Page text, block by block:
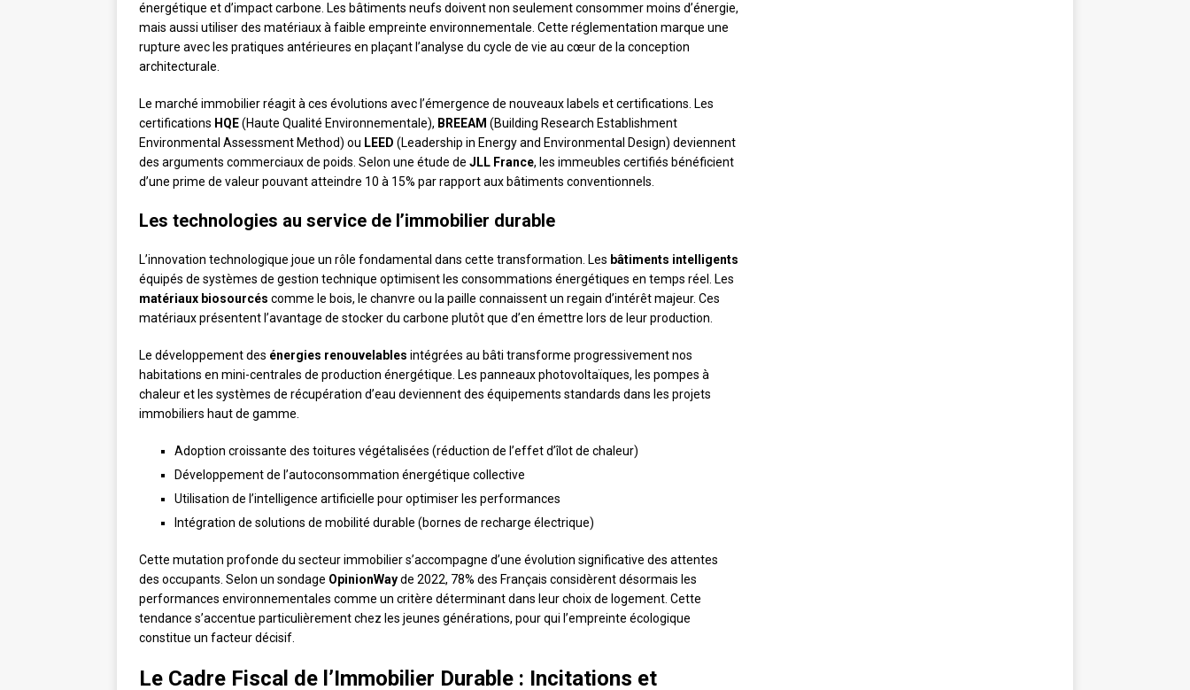
énergétique et d’impact carbone. Les bâtiments neufs doivent non seulement consommer moins d’énergie,
mais aussi utiliser des matériaux à faible empreinte environnementale. Cette réglementation marque une
rupture avec les pratiques antérieures en plaçant l’analyse du cycle de vie au cœur de la conception
architecturale.
Le marché immobilier réagit à ces évolutions avec l’émergence de nouveaux labels et certifications. Les
certifications HQE(Haute Qualité Environnementale), BREEAM (Building Research Establishment
Environmental Assessment Method) ou LEED (Leadership in Energy and Environmental Design) deviennent
des arguments commerciaux de poids. Selon une étude de JLL France, les immeubles certifiés bénéficient
d’une prime de valeur pouvant atteindre 10 à 15% par rapport aux bâtiments conventionnels.
Les technologies au service de l’immobilier durable
L’innovation technologique joue un rôle fondamental dans cette transformation. Les bâtiments intelligents
équipés de systèmes de gestion technique optimisent les consommations énergétiques en temps réel. Les
matériaux biosourcés comme le bois, le chanvre ou la paille connaissent un regain d’intérêt majeur. Ces
matériaux présentent l’avantage de stocker du carbone plutôt que d’en émettre lors de leur production.
Le développement des énergies renouvelables intégrées au bâti transforme progressivement nos
habitations en mini-centrales de production énergétique. Les panneaux photovoltaïques, les pompes à
chaleur et les systèmes de récupération d’eau deviennent des équipements standards dans les projets
immobiliers haut de gamme.
Adoption croissante des toitures végétalisées (réduction de l’effet d’îlot de chaleur)
Développement de l’autoconsommation énergétique collective
Utilisation de l’intelligence artificielle pour optimiser les performances
Intégration de solutions de mobilité durable (bornes de recharge électrique)
Cette mutation profonde du secteur immobilier s’accompagne d’une évolution significative des attentes
des occupants. Selon un sondage OpinionWayde 2022, 78% des Français considèrent désormais les
performances environnementales comme un critère déterminant dans leur choix de logement. Cette
tendance s’accentue particulièrement chez les jeunes générations, pour qui l’empreinte écologique
constitue un facteur décisif.
Le Cadre Fiscal de l’Immobilier Durable : Incitations et